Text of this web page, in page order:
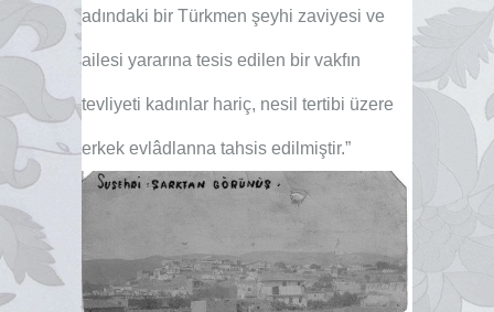
adındaki bir Türkmen şeyhi zaviyesi ve
ailesi yararına tesis edilen bir vakfın
tevliyeti kadınlar hariç, nesil tertibi üzere
erkek evlâdlanna tahsis edilmiştir.”